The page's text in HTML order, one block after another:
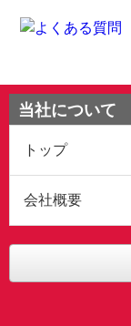
当社について
トップ
会社概要